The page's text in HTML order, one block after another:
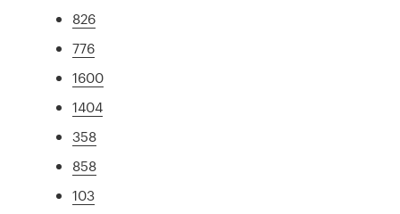
826
776
1600
1404
358
858
103